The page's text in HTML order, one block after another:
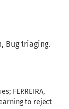
Bug triaging.
FERREIRA,
to reject